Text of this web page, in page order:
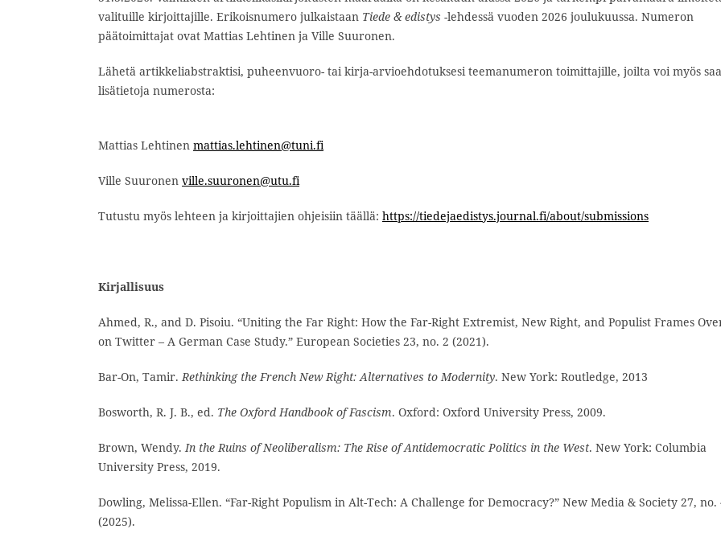
valituille kirjoittajille. Erikoisnumero julkaistaan Tiede & edistys -lehdessä vuoden 2026 joulukuussa. Numeron
päätoimittajat ovat Mattias Lehtinen ja Ville Suuronen.
Lähetä artikkeliabstraktisi, puheenvuoro- tai kirja-arvioehdotuksesi teemanumeron toimittajille, joilta voi myös
lisätietoja numerosta:
Mattias Lehtinen mattias.lehtinen@tuni.fi
Ville Suuronen ville.suuronen@utu.fi
Tutustu myös lehteen ja kirjoittajien ohjeisiin täällä: https://tiedejaedistys.journal.fi/about/submissions
Kirjallisuus
Ahmed, R., and D. Pisoiu. “Uniting the Far Right: How the Far-Right Extremist, New Right, and Populist Frames
on Twitter – A German Case Study.” European Societies 23, no. 2 (2021).
Bar-On, Tamir.Rethinking the French New Right: Alternatives to Modernity. New York: Routledge, 2013
Bosworth, R. J. B., ed. The Oxford Handbook of Fascism. Oxford: Oxford University Press, 2009.
Brown, Wendy.In the Ruins of Neoliberalism: The Rise of Antidemocratic Politics in the West. New York: Columbia
University Press, 2019.
Dowling, Melissa-Ellen. “Far-Right Populism in Alt-Tech: A Challenge for Democracy?” New Media & Society 27, no.
(2025).